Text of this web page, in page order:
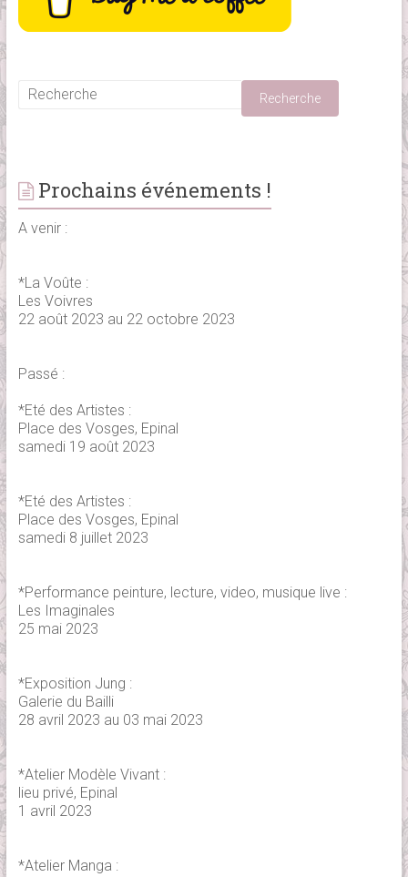
Prochains événements !
A venir :
*La Voûte :
Les Voivres
22 août 2023 au 22 octobre 2023
Passé :
*Eté des Artistes :
Place des Vosges, Epinal
samedi 19 août 2023
*Eté des Artistes :
Place des Vosges, Epinal
samedi 8 juillet 2023
*Performance peinture, lecture, video, musique live :
Les Imaginales
25 mai 2023
*Exposition Jung :
Galerie du Bailli
28 avril 2023 au 03 mai 2023
*Atelier Modèle Vivant :
lieu privé, Epinal
1 avril 2023
*Atelier Manga :